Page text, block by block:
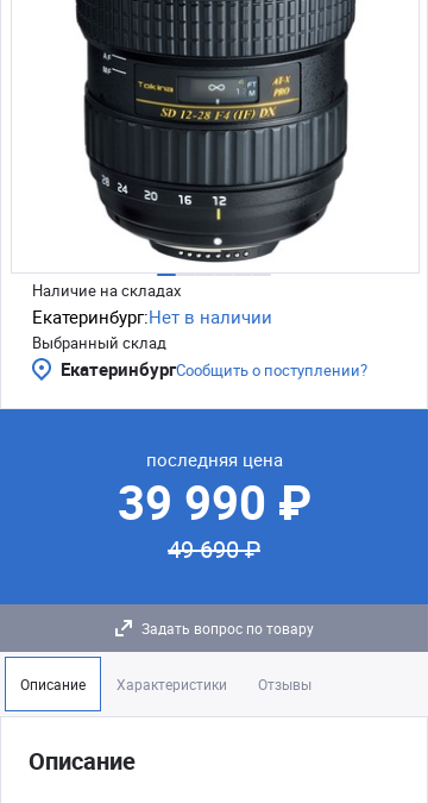
Наличие на складах
Екатеринбург:Нет в наличии
Выбранный склад
ЕкатеринбургСообщить о поступлении?
последняя цена
39 990 ₽
49 690 ₽
Задать вопрос по товару
Описание Характеристики Отзывы
Описание